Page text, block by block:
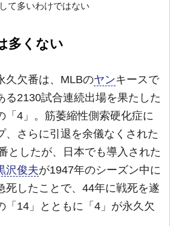
て多いわけではない
多くない
欠番は、MLBのヤンキースで
る2130試合連続出場を果たした
「4」。筋萎縮性側索硬化症に
、さらに引退を余儀なくされた
としたが、日本でも導入された
沢俊夫が1947年のシーズン中に
死したことで、44年に戦死を遂
「14」とともに「4」が永久欠